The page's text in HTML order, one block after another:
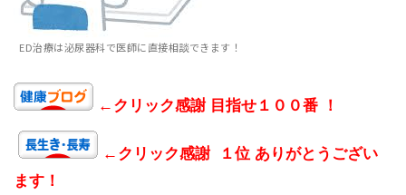
ED治療は泌尿器科で医師に直接相談できます！
←クリック感謝 目指せ１００番 ！
←クリック感謝 １位 ありがとうござい
ます！